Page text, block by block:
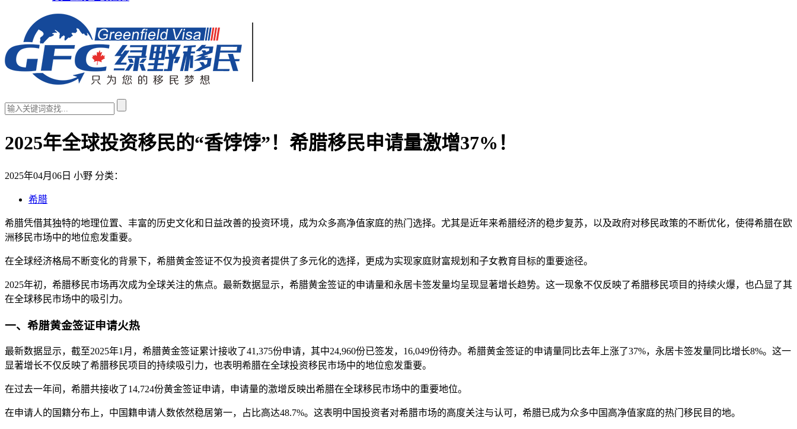
2025年全球投资移民的“香饽饽”！希腊移民申请量激增37%！
2025年04月06日 小野 分类：
希腊
希腊凭借其独特的地理位置、丰富的历史文化和日益改善的投资环境，成为众多高净值家庭的热门选择。尤其是近年来希腊经济的稳步复苏，以及政府对移民政策的不断优化，使得希腊在欧
洲移民市场中的地位愈发重要。
在全球经济格局不断变化的背景下，希腊黄金签证不仅为投资者提供了多元化的选择，更成为实现家庭财富规划和子女教育目标的重要途径。
2025年初，希腊移民市场再次成为全球关注的焦点。最新数据显示，希腊黄金签证的申请量和永居卡签发量均呈现显著增长趋势。这一现象不仅反映了希腊移民项目的持续火爆，也凸显了其
在全球移民市场中的吸引力。
一、希腊黄金签证申请火热
最新数据显示，截至2025年1月，希腊黄金签证累计接收了41,375份申请，其中24,960份已签发，16,049份待办。希腊黄金签证的申请量同比去年上涨了37%，永居卡签发量同比增长8%。这一
显著增长不仅反映了希腊移民项目的持续吸引力，也表明希腊在全球投资移民市场中的地位愈发重要。
在过去一年间，希腊共接收了14,724份黄金签证申请，申请量的激增反映出希腊在全球移民市场中的重要地位。
在申请人的国籍分布上，中国籍申请人数依然稳居第一，占比高达48.7%。这表明中国投资者对希腊市场的高度关注与认可，希腊已成为众多中国高净值家庭的热门移民目的地。